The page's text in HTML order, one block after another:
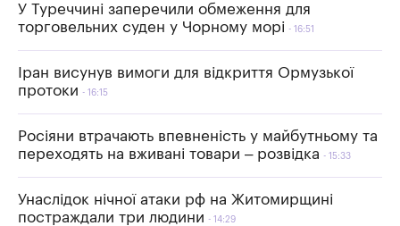
У Туреччині заперечили обмеження для
торговельних суден у Чорному морі
16:51
Іран висунув вимоги для відкриття Ормузької
протоки
16:15
Росіяни втрачають впевненість у майбутньому та
переходять на вживані товари – розвідка
15:33
Унаслідок нічної атаки рф на Житомирщині
постраждали три людини
14:29